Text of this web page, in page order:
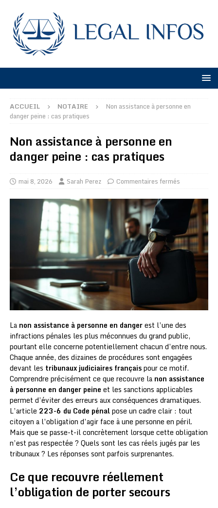
ACCUEIL NOTAIRE
Non assistance à personne en
danger peine : cas pratiques
Non assistance à personne en
danger peine : cas pratiques
mai 8, 2026 Sarah Perez Commentaires fermés
La non assistance à personne en dangerest l’une des
infractions pénales les plus méconnues du grand public,
pourtant elle concerne potentiellement chacun d’entre nous.
Chaque année, des dizaines de procédures sont engagées
devant les tribunaux judiciaires françaispour ce motif.
Comprendre précisément ce que recouvre la non assistance
à personne en danger peine et les sanctions applicables
permet d’éviter des erreurs aux conséquences dramatiques.
L’article 223-6 du Code pénalpose un cadre clair : tout
citoyen a l’obligation d’agir face à une personne en péril.
Mais que se passe-t-il concrètement lorsque cette obligation
n’est pas respectée ? Quels sont les cas réels jugés par les
tribunaux ? Les réponses sont parfois surprenantes.
Ce que recouvre réellement
l’obligation de porter secours